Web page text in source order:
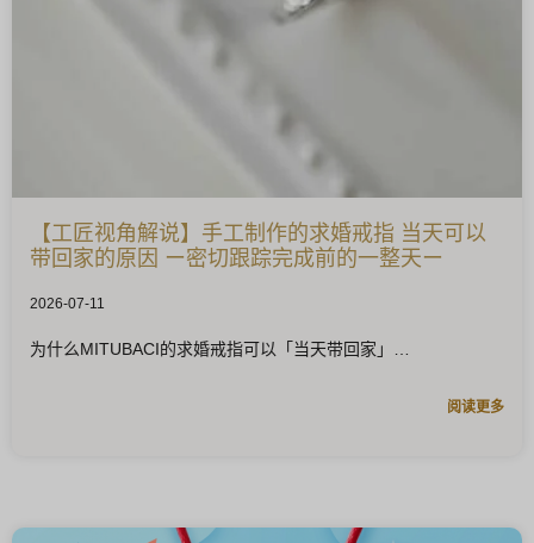
【工匠视角解说】手工制作的求婚戒指 当天可以
带回家的原因 ー密切跟踪完成前的一整天ー
2026-07-11
为什么MITUBACI的求婚戒指可以「当天带回家」
阅读更多